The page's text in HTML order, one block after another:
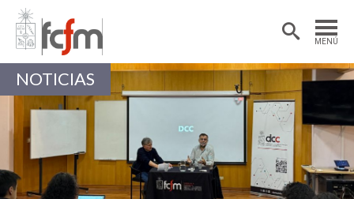
MENÚ
Estudiantes
Académicas/os
NOTICIAS